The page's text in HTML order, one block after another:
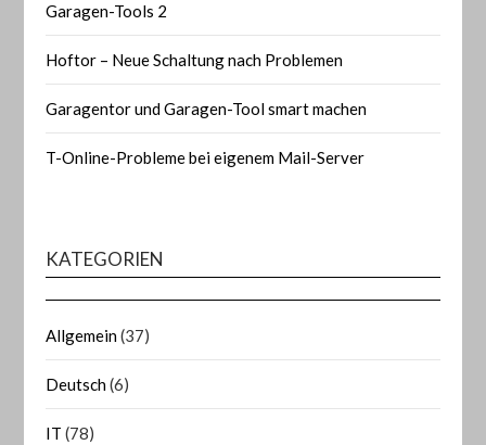
Garagen-Tools 2
Hoftor – Neue Schaltung nach Problemen
Garagentor und Garagen-Tool smart machen
T-Online-Probleme bei eigenem Mail-Server
KATEGORIEN
Allgemein(37)
Deutsch(6)
IT (78)